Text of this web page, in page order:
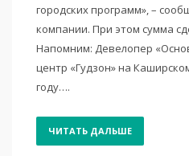
городских программ», –
компании. При этом сумма
Напомним: Девелопер
центр «Гудзон» на
году….
ЧИТАТЬ ДАЛЬШЕ